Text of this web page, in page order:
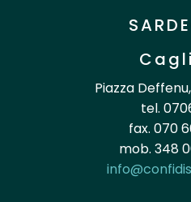
Piazza
tel.
fax. 070
mob. 348